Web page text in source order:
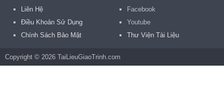
Liên Hệ
Điều Khoản Sử Dụng
Chính Sách Bảo Mật
Facebook
Youtube
Thư Viện Tài Liệu
Copyright © 2026 TaiLieuGiaoTrinh.com